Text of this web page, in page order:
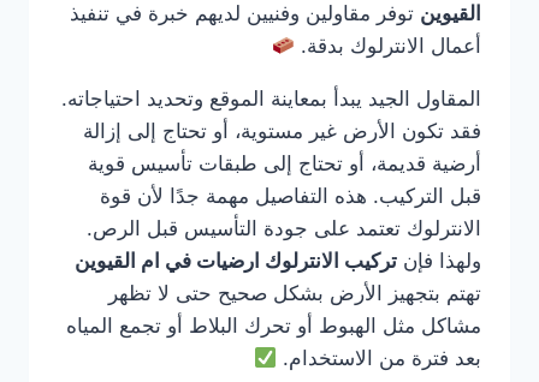
القيوين توفر مقاولين وفنيين لديهم خبرة في تنفيذ
أعمال الانترلوك بدقة.
المقاول الجيد يبدأ بمعاينة الموقع وتحديد احتياجاته.
فقد تكون الأرض غير مستوية، أو تحتاج إلى إزالة
أرضية قديمة، أو تحتاج إلى طبقات تأسيس قوية
قبل التركيب. هذه التفاصيل مهمة جدًا لأن قوة
الانترلوك تعتمد على جودة التأسيس قبل الرص.
ولهذا فإن تركيب الانترلوك ارضيات في ام القيوين
تهتم بتجهيز الأرض بشكل صحيح حتى لا تظهر
مشاكل مثل الهبوط أو تحرك البلاط أو تجمع المياه
بعد فترة من الاستخدام.